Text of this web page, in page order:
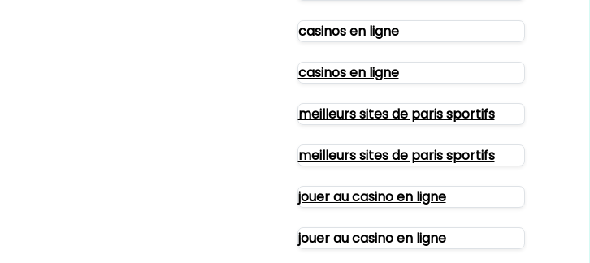
casinos en ligne
casinos en ligne
meilleurs sites de paris sportifs
meilleurs sites de paris sportifs
jouer au casino en ligne
jouer au casino en ligne